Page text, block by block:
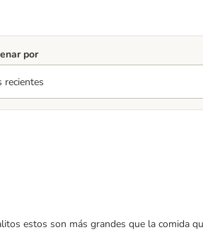
por
estos son más grandes que la comida